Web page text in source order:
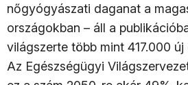
nőgyógyászati daganat a
országokban – áll a
világszerte több mint 417.000
Az Egészségügyi